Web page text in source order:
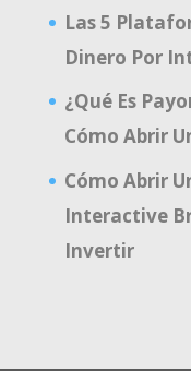
Las 5
Dinero Por
¿Qué Es
Cómo Abrir
Cómo Abrir
Interactive
Invertir